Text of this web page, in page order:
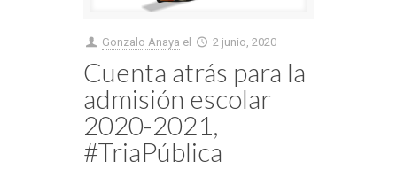
Gonzalo Anaya el 2 junio, 2020
Cuenta atrás para la
admisión escolar
2020-2021,
#TriaPública